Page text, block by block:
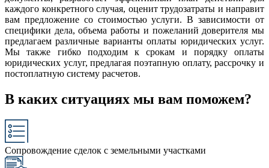
каждого конкретного случая, оценит трудозатраты и направит
вам предложение со стоимостью услуги. В зависимости от
специфики дела, объема работы и пожеланий доверителя мы
предлагаем различные варианты оплаты юридических услуг.
Мы также гибко подходим к срокам и порядку оплаты
юридических услуг, предлагая поэтапную оплату, рассрочку и
постоплатную систему расчетов.
В каких ситуациях мы вам поможем?
Сопровождение сделок с земельными участками